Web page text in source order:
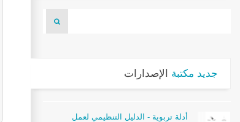
جديد مكتبة الإصدارات
أدلة تربوية - الدليل التنظيمي لعمل